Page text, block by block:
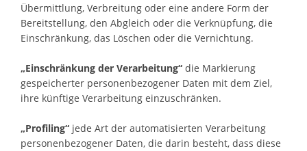
Übermittlung, Verbreitung oder eine andere Form der
Bereitstellung, den Abgleich oder die Verknüpfung, die
Einschränkung, das Löschen oder die Vernichtung.
„Einschränkung der Verarbeitung“ die Markierung
gespeicherter personenbezogener Daten mit dem Ziel,
ihre künftige Verarbeitung einzuschränken.
„Profiling“ jede Art der automatisierten Verarbeitung
personenbezogener Daten, die darin besteht, dass diese